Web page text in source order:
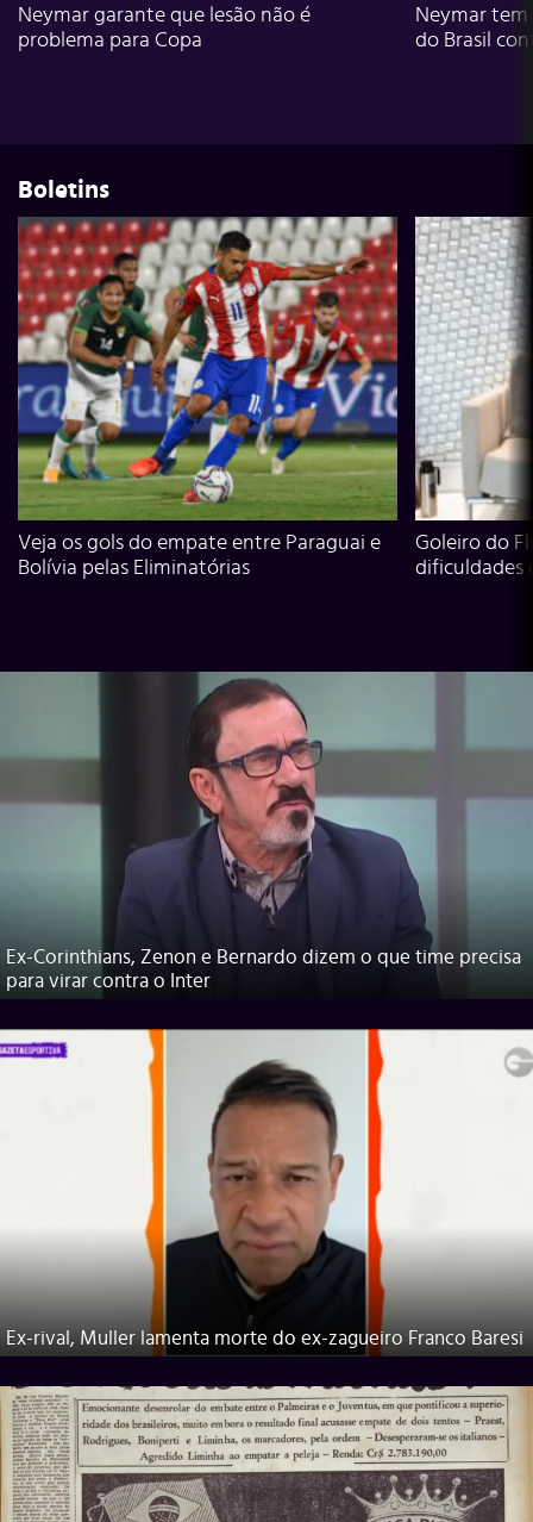
Neymar garante que lesão não é
problema para Copa
Neymar
do Brasil
Boletins
Veja os gols do empate entre Paraguai e
Bolívia pelas Eliminatórias
Goleiro do
dificuldades
Ex-Corinthians, Zenon e Bernardo dizem o que time precisa
para virar contra o Inter
Ex-rival, Muller lamenta morte do ex-zagueiro Franco Baresi